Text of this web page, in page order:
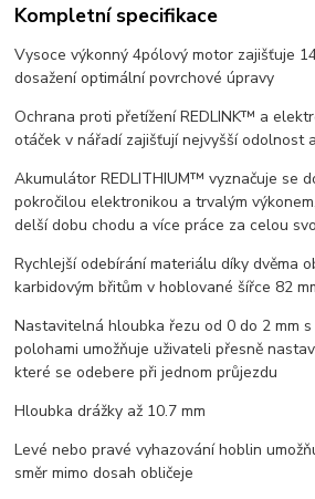
Kompletní specifikace
Vysoce výkonný 4pólový motor zajišťuje
dosažení optimální povrchové úpravy
Ochrana proti přetížení REDLINK™ a
otáček v nářadí zajišťují nejvyšší odolnost
Akumulátor REDLITHIUM™ vyznačuje se
pokročilou elektronikou a trvalým
delší dobu chodu a více práce za celou
Rychlejší odebírání materiálu díky dvěma
karbidovým břitům v hoblované šířce 82
Nastavitelná hloubka řezu od 0 do 2 mm
polohami umožňuje uživateli přesně
které se odebere při jednom průjezdu
Hloubka drážky až 10.7 mm
Levé nebo pravé vyhazování hoblin
směr mimo dosah obličeje